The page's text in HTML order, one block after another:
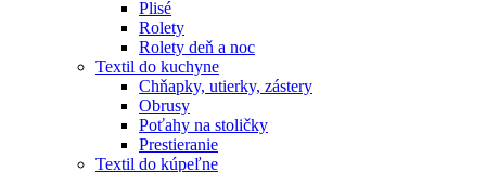
Plisé
Rolety
Rolety deň a noc
Textil do kuchyne
Chňapky, utierky, zástery
Obrusy
Poťahy na stoličky
Prestieranie
Textil do kúpeľne